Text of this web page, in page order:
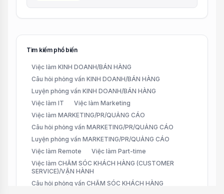
Tìm kiếm phổ biến
Việc làm KINH DOANH/BÁN HÀNG
Câu hỏi phỏng vấn KINH DOANH/BÁN HÀNG
Luyện phỏng vấn KINH DOANH/BÁN HÀNG
Việc làm IT
Việc làm Marketing
Việc làm MARKETING/PR/QUẢNG CÁO
Câu hỏi phỏng vấn MARKETING/PR/QUẢNG CÁO
Luyện phỏng vấn MARKETING/PR/QUẢNG CÁO
Việc làm Remote
Việc làm Part-time
Việc làm CHĂM SÓC KHÁCH HÀNG (CUSTOMER
SERVICE)/VẬN HÀNH
Câu hỏi phỏng vấn CHĂM SÓC KHÁCH HÀNG